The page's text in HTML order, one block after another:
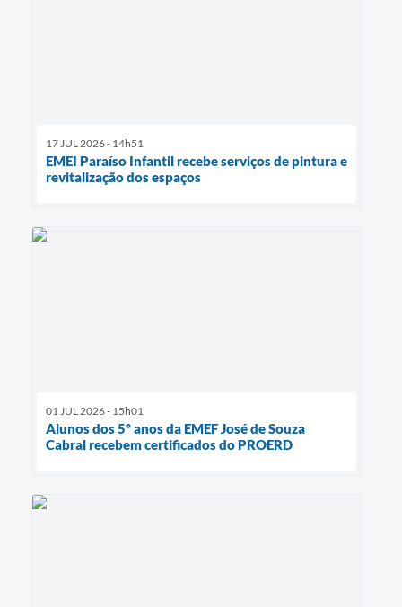
17 JUL 2026 - 14h51
EMEI Paraíso Infantil recebe serviços de pintura e
revitalização dos espaços
01 JUL 2026 - 15h01
Alunos dos 5º anos da EMEF José de Souza
Cabral recebem certificados do PROERD